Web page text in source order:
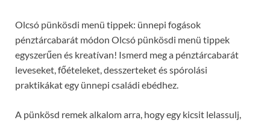
Olcsó pünkösdi menü tippek: ünnepi fogások
pénztárcabarát módon Olcsó pünkösdi menü tippek
egyszerűen és kreatívan! Ismerd meg a pénztárcabarát
leveseket, főételeket, desszerteket és spórolási
praktikákat egy ünnepi családi ebédhez.
A pünkösd remek alkalom arra, hogy egy kicsit lelassulj,